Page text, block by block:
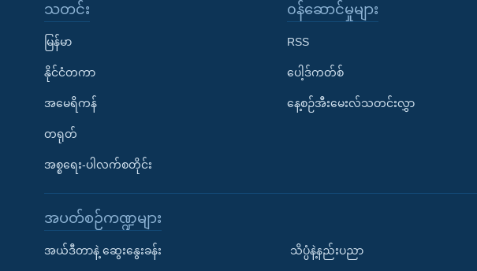
သတင်း
မြန်မာ
နိုင်ငံတကာ
အမေရိကန်
တရုတ်
အစ္စရေး-ပါလက်စတိုင်း
၀န်ဆောင်မှုများ
RSS
ပေါ့ဒ်ကတ်စ်
နေ့စဉ်အီးမေးလ်သတင်းလွှာ
အပတ်စဉ်ကဏ္ဍများ
အယ်ဒီတာနဲ့ ဆွေးနွေးခန်း သိပ္ပံနဲ့နည်းပညာ